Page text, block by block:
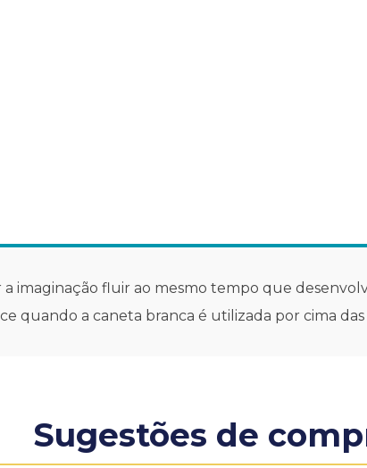
imaginação fluir ao mesmo tempo que
quando a caneta branca é utilizada por cima
Sugestões de